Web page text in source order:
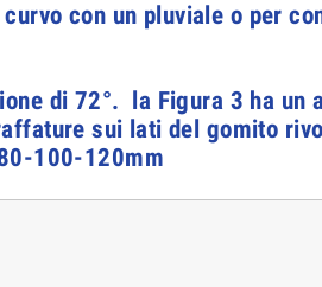
con un pluviale o per
di 72°. la Figura 3 ha un
sui lati del gomito
100-120mm